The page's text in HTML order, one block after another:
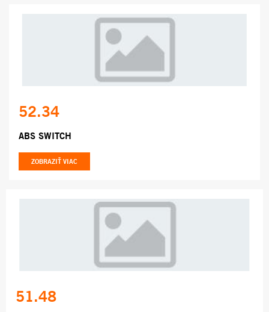
52.34
ABS SWITCH
ZOBRAZIŤ VIAC
51.48